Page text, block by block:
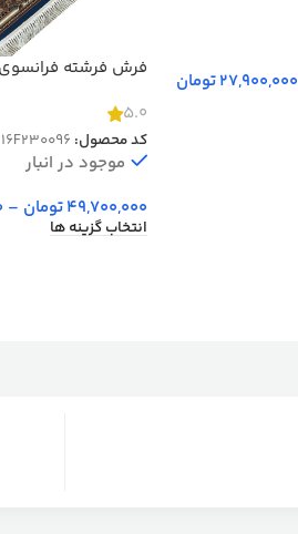
27,900,000تومان
5.0
کد محصول: 16F230096
موجود در انبار
49,700,000تومان –
انتخاب گزینه ها